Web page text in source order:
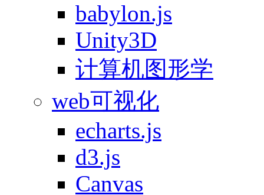
babylon.js
Unity3D
计算机图形学
web可视化
echarts.js
d3.js
Canvas